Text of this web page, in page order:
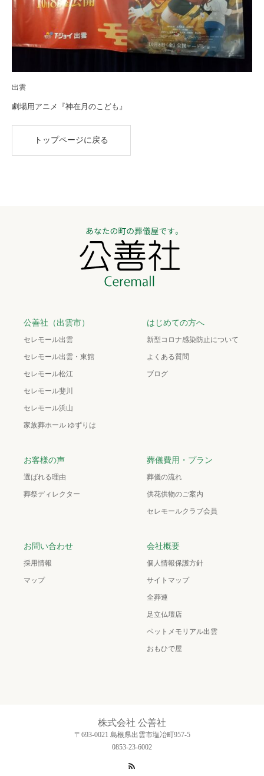
出雲
劇場用アニメ『神在月のこども』
トップページに戻る
公善社（出雲市）
セレモール出雲
セレモール出雲・東館
セレモール松江
セレモール斐川
セレモール浜山
家族葬ホール ゆずりは
はじめての方へ
新型コロナ感染防止について
よくある質問
ブログ
お客様の声
選ばれる理由
葬祭ディレクター
葬儀費用・プラン
葬儀の流れ
供花供物のご案内
セレモールクラブ会員
お問い合わせ
採用情報
マップ
会社概要
個人情報保護方針
サイトマップ
全葬連
足立仏壇店
ペットメモリアル出雲
おもひで屋
株式会社 公善社
〒693-0021 島根県出雲市塩冶町957-5
0853-23-6002